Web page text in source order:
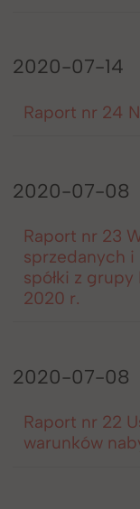
2020-07-14
Raport nr 24
2020-07-08
Raport nr 23
sprzedanych i
spółki z
2020 r.
2020-07-08
Raport nr 22
warunków